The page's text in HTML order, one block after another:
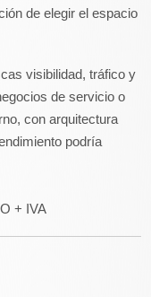
de elegir el espacio
visibilidad, tráfico y
de servicio o
con arquitectura
podría
+ IVA